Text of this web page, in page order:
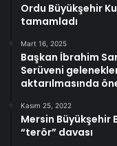
Ordu Büyükşehir
tamamladı
Mart 16, 2025
Başkan İbrahim
Serüveni
aktarılmasında
Kasım 25, 2022
Mersin Büyükşehir
“terör” davası